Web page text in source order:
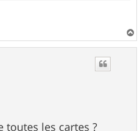
a
toutes les cartes ?